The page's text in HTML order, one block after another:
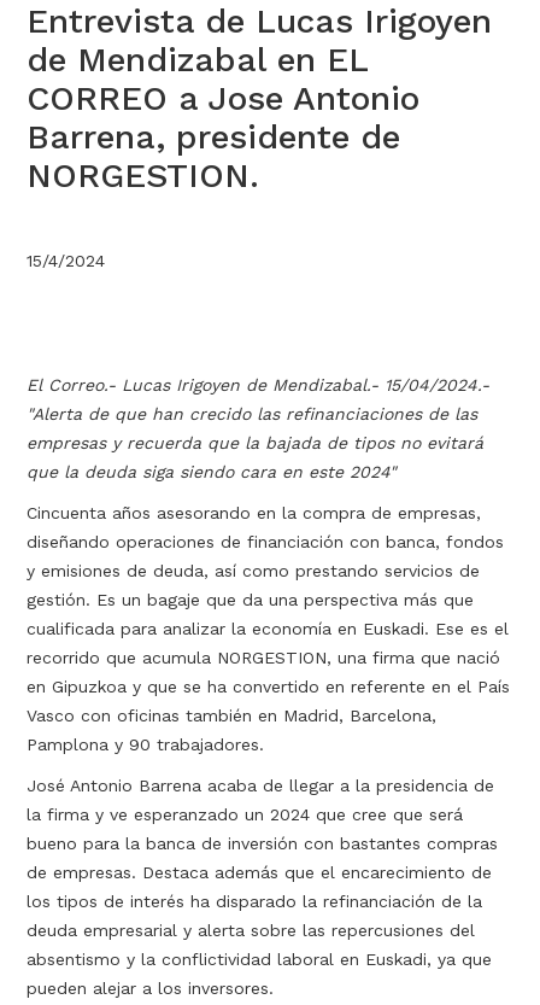
Entrevista de Lucas Irigoyen
de Mendizabal en EL
CORREO a Jose Antonio
Barrena, presidente de
NORGESTION.
15/4/2024
El Correo.- Lucas Irigoyen de Mendizabal.- 15/04/2024.-
"Alerta de que han crecido las refinanciaciones de las
empresas y recuerda que la bajada de tipos no evitará
que la deuda siga siendo cara en este 2024"
Cincuenta años asesorando en la compra de empresas,
diseñando operaciones de financiación con banca, fondos
y emisiones de deuda, así como prestando servicios de
gestión. Es un bagaje que da una perspectiva más que
cualificada para analizar la economía en Euskadi. Ese es el
recorrido que acumula NORGESTION, una firma que nació
en Gipuzkoa y que se ha convertido en referente en el País
Vasco con oficinas también en Madrid, Barcelona,
Pamplona y 90 trabajadores.
José Antonio Barrena acaba de llegar a la presidencia de
la firma y ve esperanzado un 2024 que cree que será
bueno para la banca de inversión con bastantes compras
de empresas. Destaca además que el encarecimiento de
los tipos de interés ha disparado la refinanciación de la
deuda empresarial y alerta sobre las repercusiones del
absentismo y la conflictividad laboral en Euskadi, ya que
pueden alejar a los inversores.